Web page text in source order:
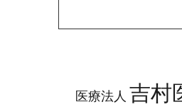
医療法人 吉村